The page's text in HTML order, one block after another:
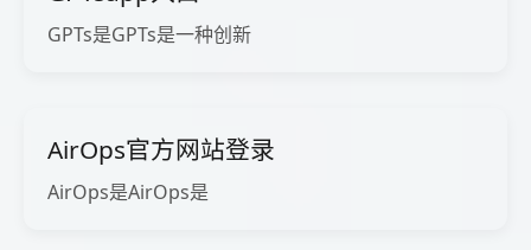
GPTs是GPTs是一种创新
AirOps官方网站登录
AirOps是AirOps是